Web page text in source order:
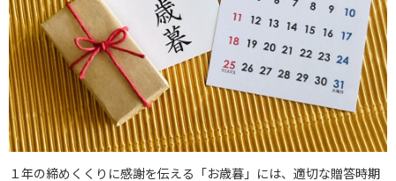
１年の締めくくりに感謝を伝える「お歳暮」には、適切な贈答時期